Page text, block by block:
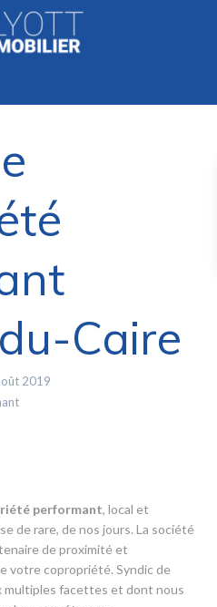
Caire
2019
performant, local et
de rare, de nos jours. La société
de proximité et
votre copropriété. Syndic de
multiples facettes et dont nous